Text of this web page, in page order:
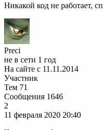
Никакой код не работает,
Preci
не в сети 1 год
На сайте с 11.11.2014
Участник
Тем 71
Сообщения 1646
2
11 февраля 2020 20:40